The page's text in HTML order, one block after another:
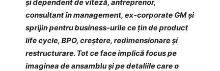
și dependent de viteză, antreprenor,
consultant în management, ex-corporate GM și
sprijin pentru business-urile ce țin de product
life cycle, BPO, creștere, redimensionare și
restructurare. Tot ce face implică focus pe
imaginea de ansamblu și pe detaliile care o